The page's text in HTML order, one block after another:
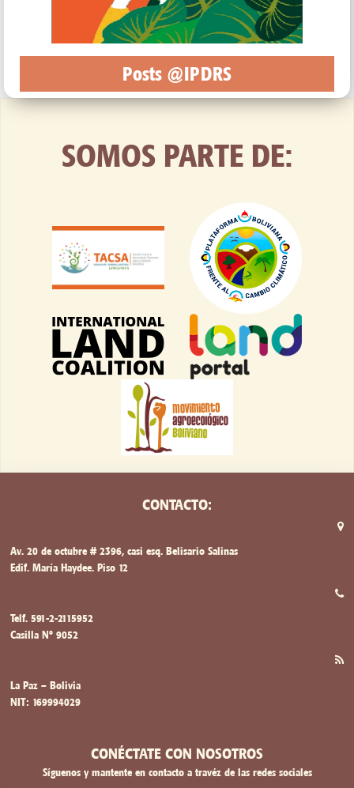
Posts @IPDRS
SOMOS PARTE DE:
CONTACTO:
Av. 20 de octubre # 2396, casi esq. Belisario Salinas
Edif. María Haydee. Piso 12
Telf. 591-2-2115952
Casilla Nº 9052
La Paz – Bolivia
NIT: 169994029
CONÉCTATE CON NOSOTROS
Síguenos y mantente en contacto a travéz de las redes sociales